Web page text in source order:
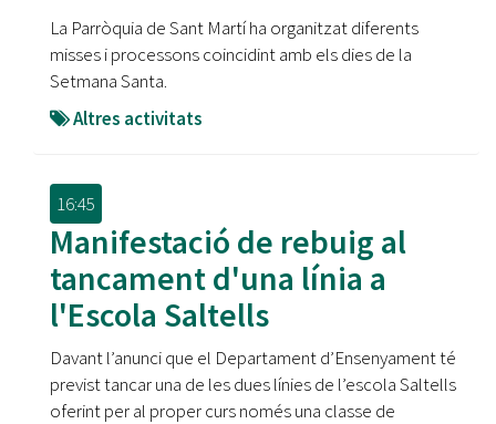
La Parròquia de Sant Martí ha organitzat diferents
misses i processons coincidint amb els dies de la
Setmana Santa.
Altres activitats
16:45
Manifestació de rebuig al
tancament d'una línia a
l'Escola Saltells
Davant l’anunci que el Departament d’Ensenyament té
previst tancar una de les dues línies de l’escola Saltells
oferint per al proper curs només una classe de